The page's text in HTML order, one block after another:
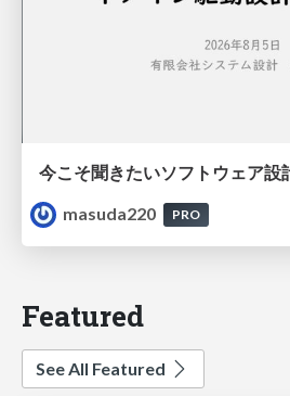
masuda220
PRO
Featured
See All Featured